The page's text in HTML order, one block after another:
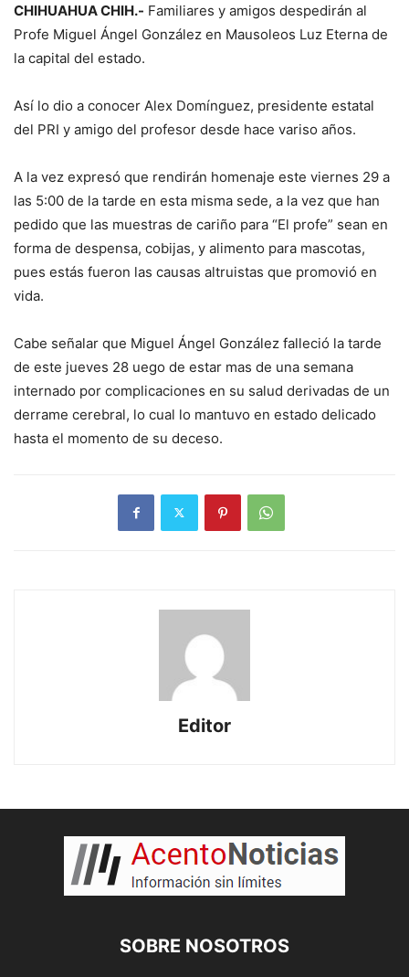
CHIHUAHUA CHIH.- Familiares y amigos despedirán al
Profe Miguel Ángel González en Mausoleos Luz Eterna de
la capital del estado.
Así lo dio a conocer Alex Domínguez, presidente estatal
del PRI y amigo del profesor desde hace variso años.
A la vez expresó que rendirán homenaje este viernes 29 a
las 5:00 de la tarde en esta misma sede, a la vez que han
pedido que las muestras de cariño para “El profe” sean en
forma de despensa, cobijas, y alimento para mascotas,
pues estás fueron las causas altruistas que promovió en
vida.
Cabe señalar que Miguel Ángel González falleció la tarde
de este jueves 28 uego de estar mas de una semana
internado por complicaciones en su salud derivadas de un
derrame cerebral, lo cual lo mantuvo en estado delicado
hasta el momento de su deceso.
Editor
SOBRE NOSOTROS